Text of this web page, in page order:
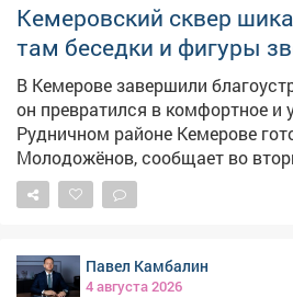
Кемеровский сквер
там беседки и фигуры
В Кемерове завершили
он превратился в комфортное и
Рудничном районе Кемерове
Молодожёнов, сообщает во
горадминистрация. – Последним штрихом стали
современные скамейки и урны.
сказали в мэрии.
Павел Камбалин
4 августа 2026